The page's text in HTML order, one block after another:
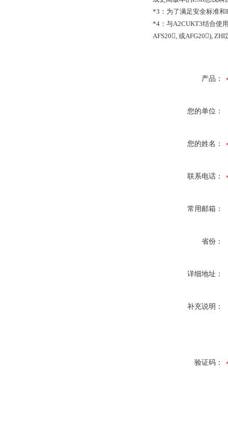
*3 ：为了满足安全标准和
*4 ：与A2CUKT3结合使
AFS20, 或AFG20), ZHI
产品：
您的单位：
您的姓名：
联系电话：
常用邮箱：
省份：
详细地址：
补充说明：
验证码：